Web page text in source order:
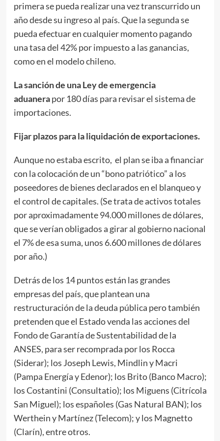
primera se pueda realizar una vez transcurrido un
año desde su ingreso al país. Que la segunda se
pueda efectuar en cualquier momento pagando
una tasa del 42% por impuesto a las ganancias,
como en el modelo chileno.
La sanción de una Ley de emergencia
aduanerapor 180 días para revisar el sistema de
importaciones.
Fijar plazos para la liquidación de exportaciones.
Aunque no estaba escrito, el plan se iba a financiar
con la colocación de un “bono patriótico” a los
poseedores de bienes declarados en el blanqueo y
el control de capitales. (Se trata de activos totales
por aproximadamente 94.000 millones de dólares,
que se verían obligados a girar al gobierno nacional
el 7% de esa suma, unos 6.600 millones de dólares
por año.)
Detrás de los 14 puntos están las grandes
empresas del país, que plantean una
restructuración de la deuda pública pero también
pretenden que el Estado venda las acciones del
Fondo de Garantía de Sustentabilidad de la
ANSES, para ser recomprada por los Rocca
(Siderar); los Joseph Lewis, Mindlin y Macri
(Pampa Energía y Edenor); los Brito (Banco Macro);
los Costantini (Consultatio); los Miguens (Citrícola
San Miguel); los españoles (Gas Natural BAN); los
Werthein y Martínez (Telecom); y los Magnetto
(Clarín), entre otros.